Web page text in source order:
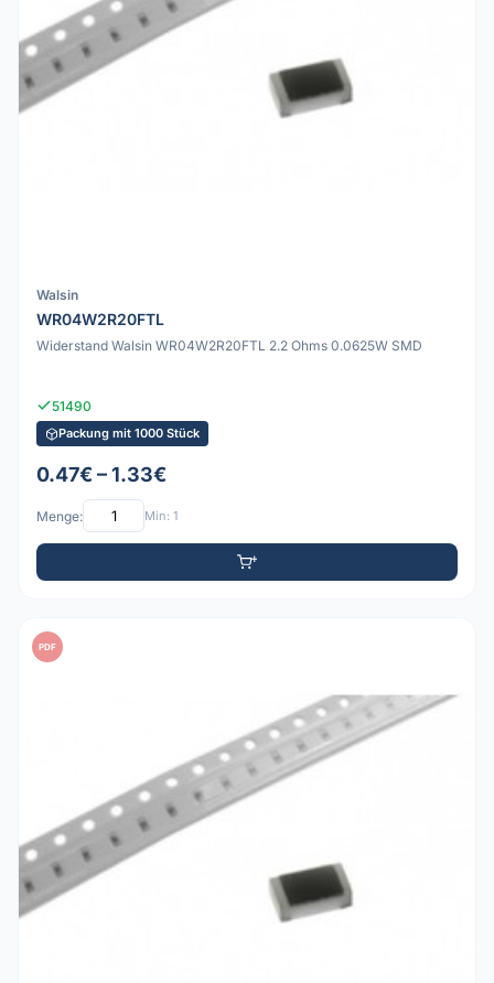
Walsin
WR04W2R20FTL
Widerstand Walsin WR04W2R20FTL 2.2 Ohms 0.0625W SMD
51490
Packung mit 1000 Stück
0.47€ – 1.33€
Menge: Min: 1
PDF